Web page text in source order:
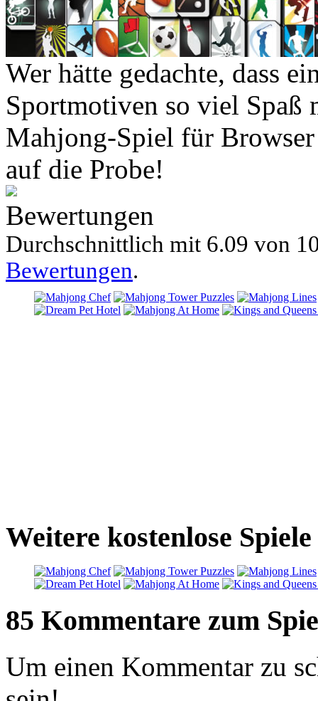
Wer hätte gedachte, dass
Sportmotiven so viel Spaß
Mahjong-Spiel für
auf die Probe!
Bewertungen
Durchschnittlich mit 6.09 von
Bewertungen.
Weitere kostenlose
85 Kommentare zum
Um einen Kommentar zu